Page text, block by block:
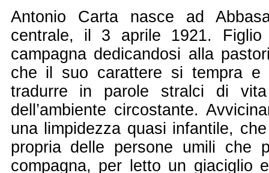
Antonio Carta nasce ad
centrale, il 3 aprile 1921.
campagna dedicandosi alla
che il suo carattere si tempra
tradurre in parole stralci di
dell’ambiente circostante.
una limpidezza quasi infantile,
propria delle persone umili che
compagna, per letto un giaciglio